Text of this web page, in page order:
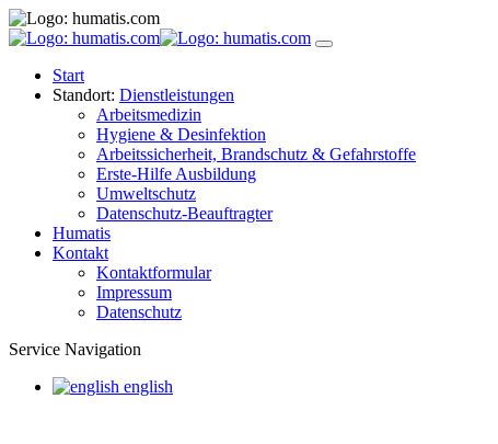
Start
Standort: Dienstleistungen
Arbeitsmedizin
Hygiene & Desinfektion
Arbeitssicherheit, Brandschutz & Gefahrstoffe
Erste-Hilfe Ausbildung
Umweltschutz
Datenschutz-Beauftragter
Humatis
Kontakt
Kontaktformular
Impressum
Datenschutz
Service Navigation
english